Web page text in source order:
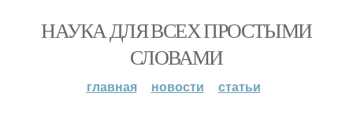
НАУКА ДЛЯ ВСЕХ ПРОСТЫМИ
СЛОВАМИ
главная новости статьи